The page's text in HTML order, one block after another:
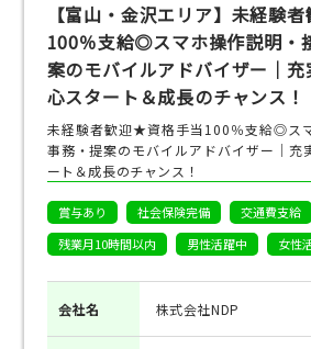
【富山・金沢エリア】未経験
100％支給◎スマホ操作説明・
案のモバイルアドバイザー｜
心スタート＆成長のチャンス！
未経験者歓迎★資格手当100％支給◎ス
事務・提案のモバイルアドバイザー｜充
ート＆成長のチャンス！
賞与あり 社会保険完備 交通費支給
残業月10時間以内
男性活躍中 女性
会社名 株式会社NDP